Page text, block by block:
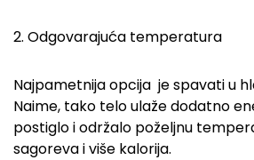
2. Odgovarajuća temperatura
Najpametnija opcija je spavati u
Naime, tako telo ulaže dodatno
postiglo i održalo poželjnu
sagoreva i više kalorija.